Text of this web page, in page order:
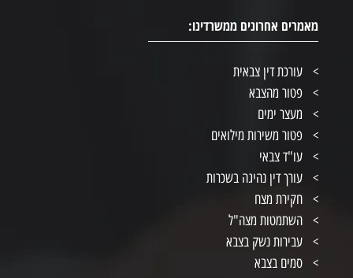
מאמרים אחרונים ממשרדינו:
עורכת דין צבאית
פטור מהצבא
מעצר ימים
פטור משירות מילואים
עו"ד צבאי
עורך דין נהיגה בשכרות
חקירת מצח
השתמטות מצה"ל
עבירות נשק בצבא
סמים בצבא